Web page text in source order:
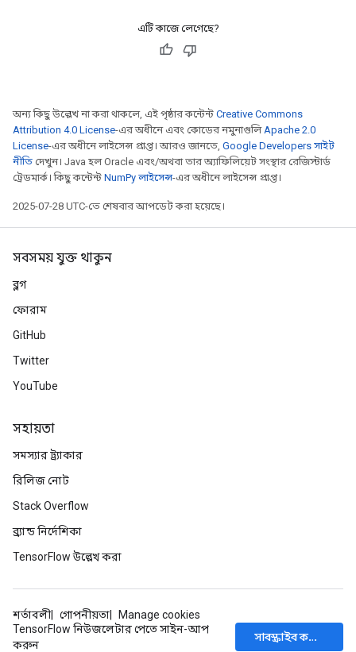
এটি কাজে লেগেছে?
অন্য কিছু উল্লেখ না করা থাকলে, এই পৃষ্ঠার কন্টেন্ট Creative Commons
Attribution 4.0 License-এর অধীনে এবং কোডের নমুনাগুলিApache 2.0
License-এর অধীনে লাইসেন্স প্রাপ্ত। আরও জানতে, Google Developers সাইট
নীতি দেখুন। Java হল Oracle এবং/অথবা তার অ্যাফিলিয়েট সংস্থার রেজিস্টার্ড
ট্রেডমার্ক। কিছু কন্টেন্ট NumPy লাইসেন্স-এর অধীনে লাইসেন্স প্রাপ্ত।
2025-07-28 UTC-তে শেষবার আপডেট করা হয়েছে।
সবসময় যুক্ত থাকুন
ব্লগ
ফোরাম
GitHub
Twitter
YouTube
সহায়তা
সমস্যার ট্র্যাকার
রিলিজ নোট
Stack Overflow
ব্র্যান্ড নির্দেশিকা
TensorFlow উল্লেখ করা
শর্তাবলী গোপনীয়তা
Manage cookies
TensorFlow নিউজলেটার পেতে সাইন-আপ
করুন
সাবস্ক্রাইব করুন